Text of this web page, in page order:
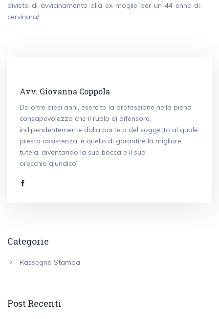
divieto-di-avvicinamento-alla-ex-moglie-per-un-44-enne-di-
cervinara/
Avv. Giovanna Coppola
Da oltre dieci anni, esercito la professione nella piena
consapevolezza che il ruolo di difensore,
indipendentemente dalla parte o del soggetto al quale
presto assistenza, è quello di garantire la migliore
tutela, diventando la sua bocca e il suo
orecchio“giuridico”.
Categorie
Rassegna Stampa
Post Recenti